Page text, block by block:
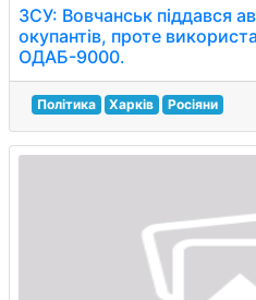
ЗСУ: Вовчанськ піддався
окупантів, проте
ОДАБ-9000.
Політика Харків Росіяни